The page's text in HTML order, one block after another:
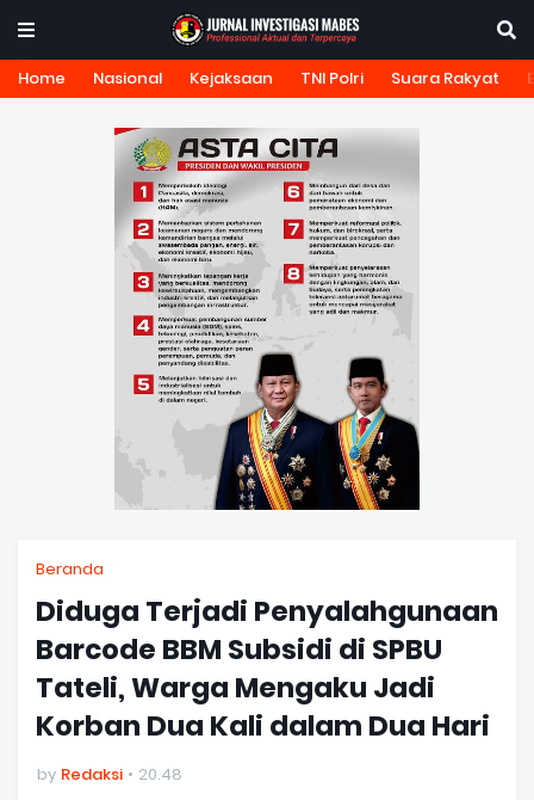
Home Nasional Kejaksaan TNI Polri Suara Rakyat
Beranda
Diduga Terjadi Penyalahgunaan
Barcode BBM Subsidi di SPBU
Tateli, Warga Mengaku Jadi
Korban Dua Kali dalam Dua Hari
by Redaksi 20.48